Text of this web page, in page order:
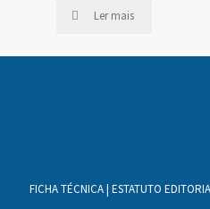
Ler mais
FICHA TÉCNICA| ESTATUTO